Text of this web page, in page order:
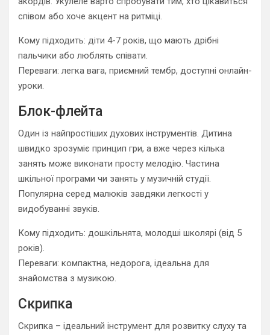
співом або хоче акцент на ритміці.
Кому підходить: діти 4-7 років, що мають дрібні
пальчики або люблять співати.
Переваги: легка вага, приємний тембр, доступні онлайн-
уроки.
Блок-флейта
Один із найпростіших духових інструментів. Дитина
швидко зрозуміє принцип гри, а вже через кілька
занять може виконати просту мелодію. Частина
шкільної програми чи занять у музичній студії.
Популярна серед малюків завдяки легкості у
видобуванні звуків.
Кому підходить: дошкільнята, молодші школярі (від 5
років).
Переваги: компактна, недорога, ідеальна для
знайомства з музикою.
Скрипка
Скрипка – ідеальний інструмент для розвитку слуху та